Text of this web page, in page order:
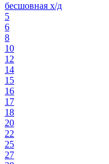
бесшовная х/д
5
6
8
10
12
14
15
16
17
18
20
22
25
27